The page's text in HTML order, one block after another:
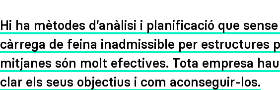
Hi ha mètodes d’anàlisi i planificació que
càrrega de feina inadmissible per estructures
mitjanes són molt efectives. Tota empresa
clar els seus objectius i com aconseguir-los.